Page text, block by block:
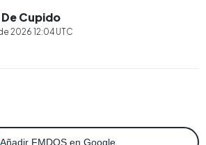
Cupido
2026 12:04 UTC
Añadir FMDOS en Google